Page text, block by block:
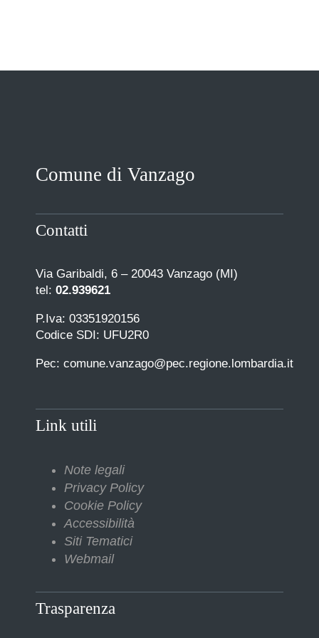
Comune di Vanzago
Contatti
Via Garibaldi, 6 – 20043 Vanzago (MI)
tel: 02.939621
P.Iva: 03351920156
Codice SDI: UFU2R0
Pec: comune.vanzago@pec.regione.lombardia.it
Link utili
Note legali
Privacy Policy
Cookie Policy
Accessibilità
Siti Tematici
Webmail
Trasparenza